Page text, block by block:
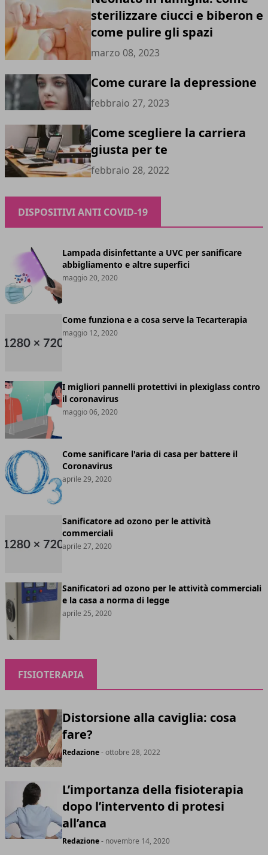
sterilizzare ciucci e biberon e
come pulire gli spazi
marzo 08, 2023
Come curare la depressione
febbraio 27, 2023
Come scegliere la carriera
giusta per te
febbraio 28, 2022
DISPOSITIVI ANTI COVID-19
Lampada disinfettante a UVC per sanificare
abbigliamento e altre superfici
maggio 20, 2020
Come funziona e a cosa serve la Tecarterapia
maggio 12, 2020
I migliori pannelli protettivi in plexiglass contro
il coronavirus
maggio 06, 2020
Come sanificare l'aria di casa per battere il
Coronavirus
aprile 29, 2020
Sanificatore ad ozono per le attività
commerciali
aprile 27, 2020
Sanificatori ad ozono per le attività commerciali
e la casa a norma di legge
aprile 25, 2020
FISIOTERAPIA
Distorsione alla caviglia: cosa
fare?
Redazione- ottobre 28, 2022
L’importanza della fisioterapia
dopo l’intervento di protesi
all’anca
Redazione- novembre 14, 2020